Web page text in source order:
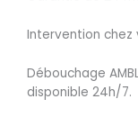
Intervention chez
Débouchage
disponible 24h/7.